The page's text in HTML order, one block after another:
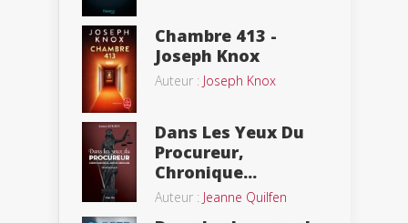
Chambre 413 -
Joseph Knox
Auteur : Joseph Knox
Dans Les Yeux Du
Procureur,
Chronique...
Auteur : Jeanne Quilfen